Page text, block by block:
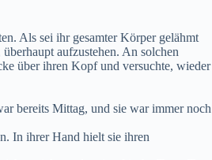
Als sei ihr gesamter Körper gelähmt
aufzustehen. An solchen
über ihren Kopf und versuchte, wieder
bereits Mittag, und sie war immer noch
In ihrer Hand hielt sie ihren